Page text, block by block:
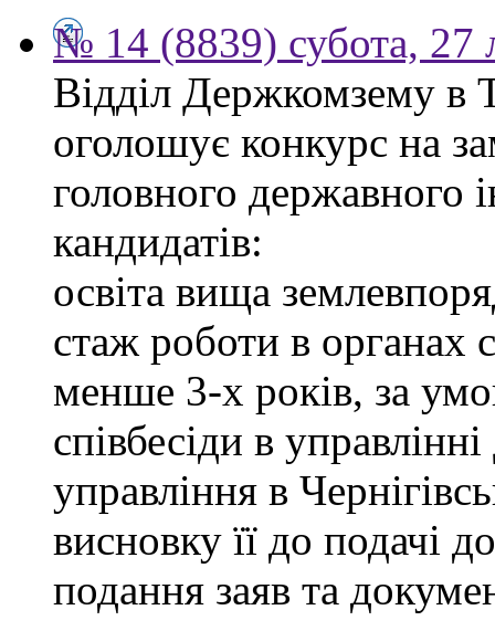
№ 14 (8839) субота, 27
Відділ Держкомзему в
оголошує конкурс на
головного державного
кандидатів:
освіта вища
стаж роботи в органах
менше 3-х років, за
співбесіди в
управління в
висновку її до подачі
подання заяв та